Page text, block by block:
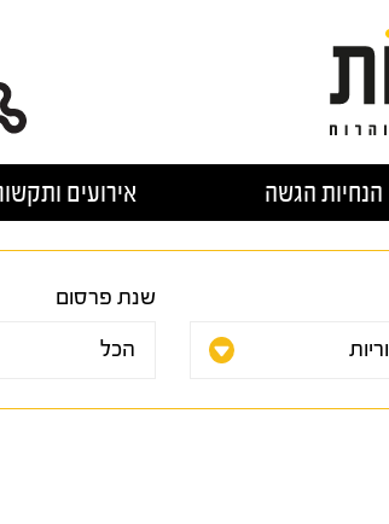
הנחיות הגשה אירועים
שנת פרסום